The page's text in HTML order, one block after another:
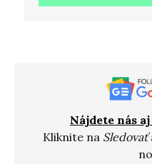
Nájdete nás
Kliknite na Sledovať